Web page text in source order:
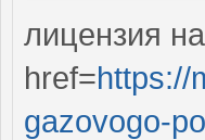
лицензия
href=https://
gazovogo-